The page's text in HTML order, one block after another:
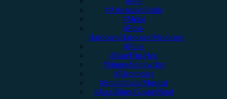
#Alternative/Indie
#Metal
#Post-
Hardcore/Hardcore/Metalcore
#Punk
#Rap/Hip-Hop
#Singer/Songwriter
#Electronica
#Soundtrack/Musical
#Jazz/Blues/Gospel/Soul